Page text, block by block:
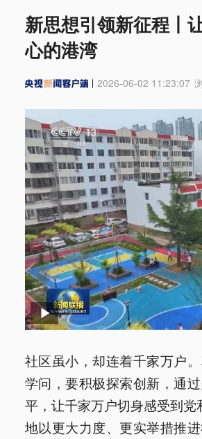
新思想引领新征程丨
心的港湾
2026-06-02 11:23:07
社区虽小，却连着千家万户
学问，要积极探索创新，通
平，让千家万户切身感受到党
地以更大力度、更实举措推